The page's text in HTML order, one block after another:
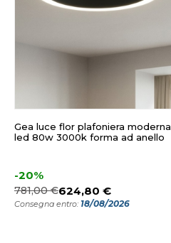
Gea luce flor plafoniera moderna
led 80w 3000k forma ad anello
-20%
781,00 €624,80 €
Consegna entro: 18/08/2026